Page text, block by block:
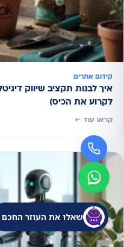
קידום אתרים
לקרוע את הכיס)
קראו עוד ←
שאלו את העוזר החכם